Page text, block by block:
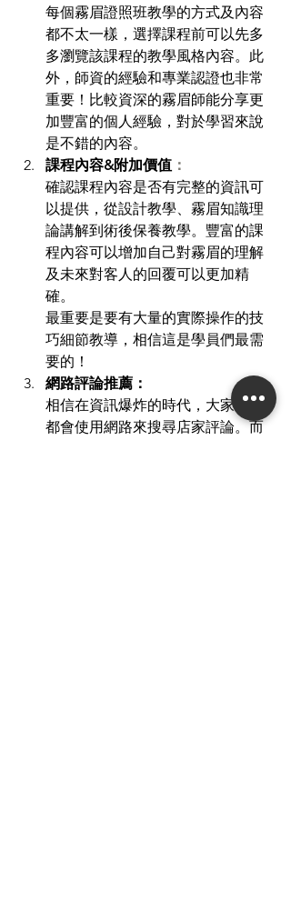
每個霧眉證照班教學的方式及內容
都不太一樣，選擇課程前可以先多
多瀏覽該課程的教學風格內容。此
外，師資的經驗和專業認證也非常
重要！比較資深的霧眉師能分享更
加豐富的個人經驗，對於學習來說
是不錯的內容。
課程內容&附加價值 ：
確認課程內容是否有完整的資訊可
以提供，從設計教學、霧眉知識理
論講解到術後保養教學。豐富的課
程內容可以增加自己對霧眉的理解
及未來對客人的回覆可以更加精
確。
最重要是要有大量的實際操作的技
巧細節教導，相信這是學員們最需
要的！
網路評論推薦：
相信在資訊爆炸的時代，大家肯定
都會使用網路來搜尋店家評論。而